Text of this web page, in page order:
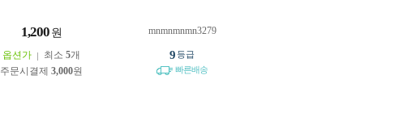
1,200 원
옵션가 최소 5개
주문시결제 3,000원
mnmnmnmn3279
9등급
빠른배송